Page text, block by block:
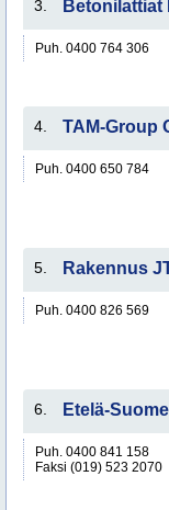
3. Betonilattiat
Puh. 0400 764 306
4. TAM-Group
Puh. 0400 650 784
5. Rakennus
Puh. 0400 826 569
6. Etelä-
Puh. 0400 841 158
Faksi (019) 523 2070